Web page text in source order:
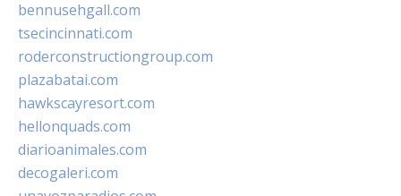
bennusehgall.com
tsecincinnati.com
roderconstructiongroup.com
plazabatai.com
hawkscayresort.com
hellonquads.com
diarioanimales.com
decogaleri.com